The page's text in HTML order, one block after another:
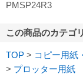
PMSP24R3
この商品のカテゴリ
TOP > コピー用紙
> プロッター用紙